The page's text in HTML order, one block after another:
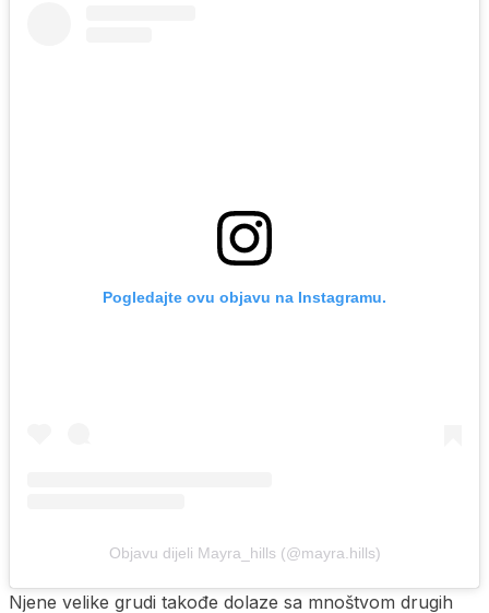
Pogledajte ovu objavu na Instagramu.
Objavu dijeli Mayra_hills (@mayra.hills)
Njene velike grudi takođe dolaze sa mnoštvom drugih